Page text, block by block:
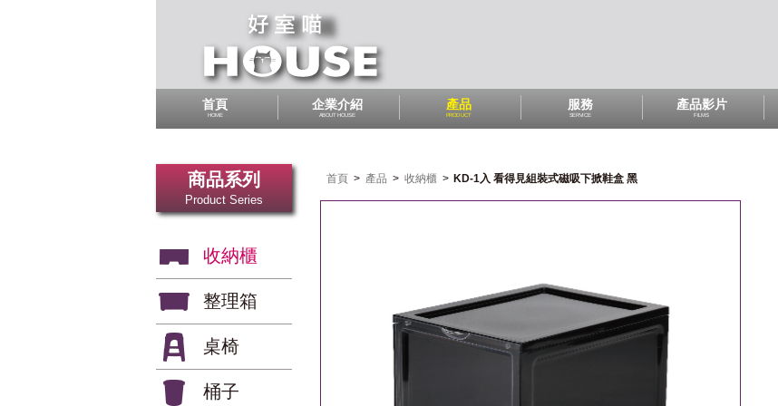
首頁
HOME
企業介紹
ABOUT HOUSE
產品
PRODUCT
服務
SERVICE
產品影片
FILMS
商品系列
Product Series
收納櫃
整理箱
桌椅
桶子
首頁 > 產品 > 收納櫃 > KD-1入 看得見組裝式磁吸下掀鞋盒 黑